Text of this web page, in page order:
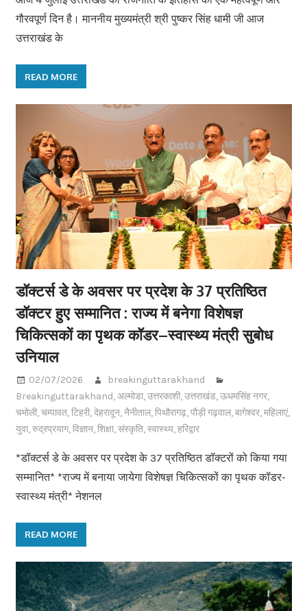
गौरवपूर्ण दिन है। माननीय मुख्यमंत्री श्री पुष्कर सिंह धामी जी आज
उत्तराखंड के
READ MORE
डॉक्टर्स डे के अवसर पर प्रदेश के 37 प्रतिष्ठित
डॉक्टर हुए सम्मानित : राज्य में बनेगा विशेषज्ञ
चिकित्सकों का पृथक कॉडर–स्वास्थ्य मंत्री सुबोध
उनियाल
02/07/2026
breakinguttarakhand
Breakinguttarakhand,अल्मोडा,उत्तरकाशी,उत्तराखंड,ऊधमसिंह नगर,
चमोली,चम्पावत,टिहरी,देहरादून,नैनीताल,पिथौरागढ़,पौड़ी गढ़वाल,बागेश्वर,महिलाएं,
युवा,रुद्रप्रयाग,विज्ञान,शिक्षा,संस्कृति,स्वास्थ्य,हरिद्वार
*डॉक्टर्स डे के अवसर पर प्रदेश के 37 प्रतिष्ठित डॉक्टरों को किया गया
सम्मानित* *राज्य में बनाया जायेगा विशेषज्ञ चिकित्सकों का पृथक कॉडर-
स्वास्थ्य मंत्री* नेशनल
READ MORE